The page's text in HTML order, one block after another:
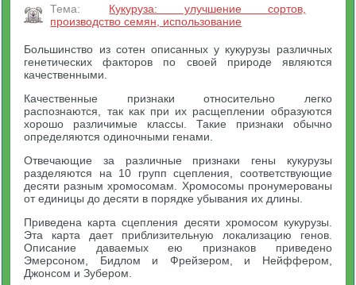
Тема:
Кукуруза: улучшение сортов,
производство семян, использование
Большинство из сотен описанных у кукурузы различных
генетических факторов по своей природе являются
качественными.
Качественные признаки относительно легко
распознаются, так как при их расщеплении образуются
хорошо различимые классы. Такие признаки обычно
определяются одиночными генами.
Отвечающие за различные признаки гены кукурузы
разделяются на 10 групп сцепления, соответствующие
десяти разным хромосомам. Хромосомы пронумерованы
от единицы до десяти в порядке убывания их длины.
Приведена карта сцепления десяти хромосом кукурузы.
Эта карта дает приблизительную локализацию генов.
Описание даваемых ею признаков приведено
Эмерсоном, Бидлом и Фрейзером, и Нейффером,
Джонсом и Зубером.